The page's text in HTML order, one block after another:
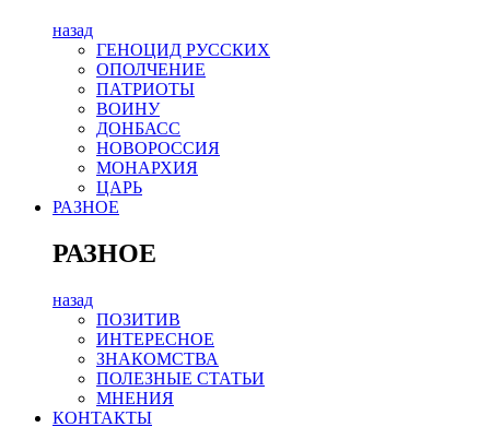
назад
ГЕНОЦИД РУССКИХ
ОПОЛЧЕНИЕ
ПАТРИОТЫ
ВОИНУ
ДОНБАСС
НОВОРОССИЯ
МОНАРХИЯ
ЦАРЬ
РАЗНОЕ
РАЗНОЕ
назад
ПОЗИТИВ
ИНТЕРЕСНОЕ
ЗНАКОМСТВА
ПОЛЕЗНЫЕ СТАТЬИ
МНЕНИЯ
КОНТАКТЫ